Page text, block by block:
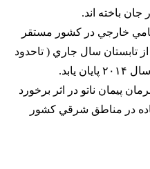
باخته اند.
۱۴۰ هزار نظامي خارجي در كشور مستقر
تابستان سال جاري ( تاحدود
يابد.
پيمان ناتو در اثر برخورد
در مناطق شرقي كشور